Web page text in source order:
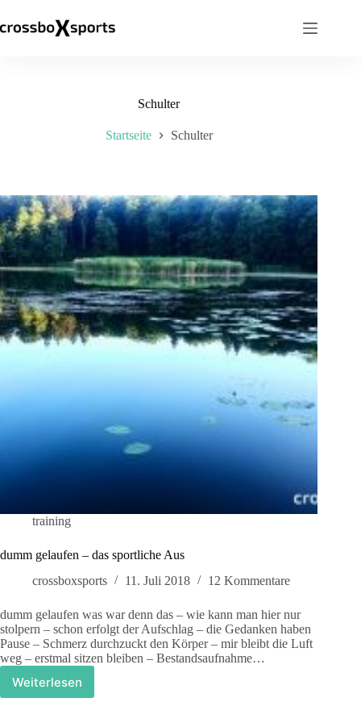
springen
Schulter
Startseite Schulter
training
dumm gelaufen – das sportliche Aus
crossboxsports
11. Juli 2018 12 Kommentare
dumm gelaufen was war denn das – wie kann man hier nur
stolpern – schon erfolgt der Aufschlag – die Gedanken haben
Pause – Schmerz durchzuckt den Körper – mir bleibt die Luft
weg – erstmal sitzen bleiben – Bestandsaufnahme…
Weiterlesen
dumm